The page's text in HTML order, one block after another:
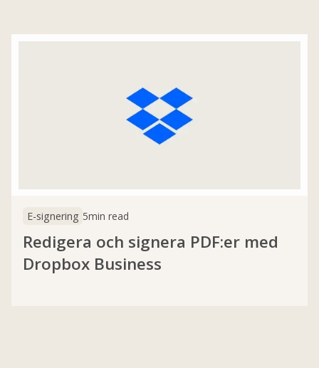
E-signering 5min read
Redigera och signera PDF:er med
Dropbox Business